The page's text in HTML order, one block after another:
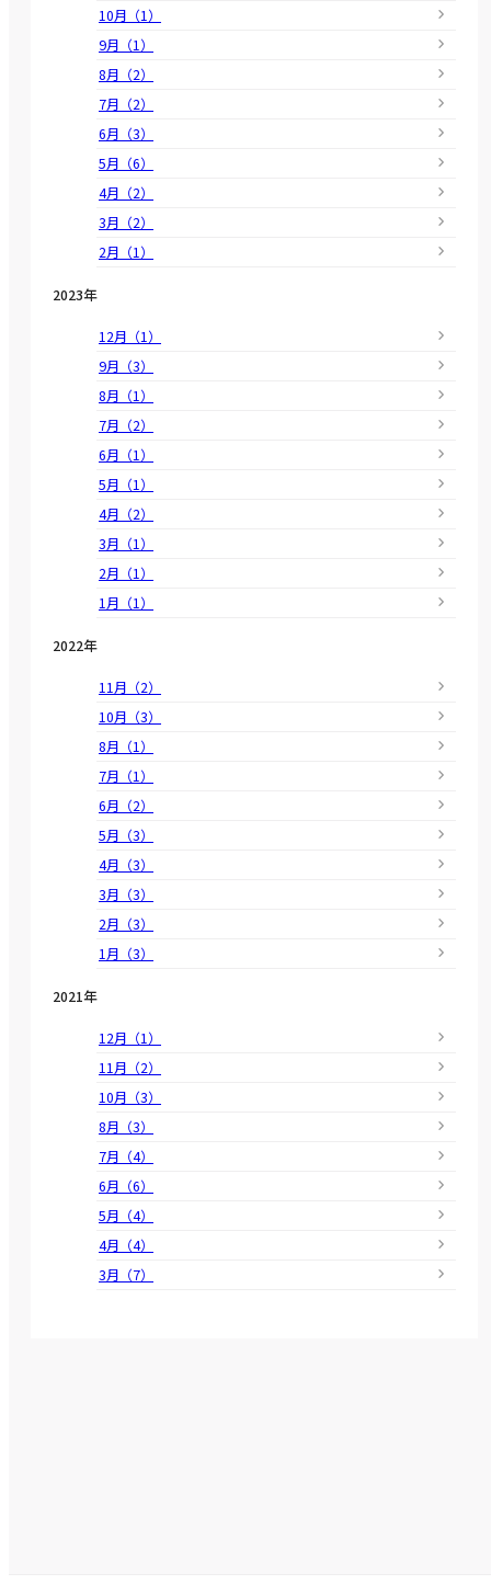
10月（1）
9月（1）
8月（2）
7月（2）
6月（3）
5月（6）
4月（2）
3月（2）
2月（1）
2023年
12月（1）
9月（3）
8月（1）
7月（2）
6月（1）
5月（1）
4月（2）
3月（1）
2月（1）
1月（1）
2022年
11月（2）
10月（3）
8月（1）
7月（1）
6月（2）
5月（3）
4月（3）
3月（3）
2月（3）
1月（3）
2021年
12月（1）
11月（2）
10月（3）
8月（3）
7月（4）
6月（6）
5月（4）
4月（4）
3月（7）